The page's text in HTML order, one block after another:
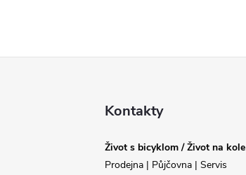
Kontakty
Život s bicyklom / Život na kole
Prodejna | Půjčovna | Servis